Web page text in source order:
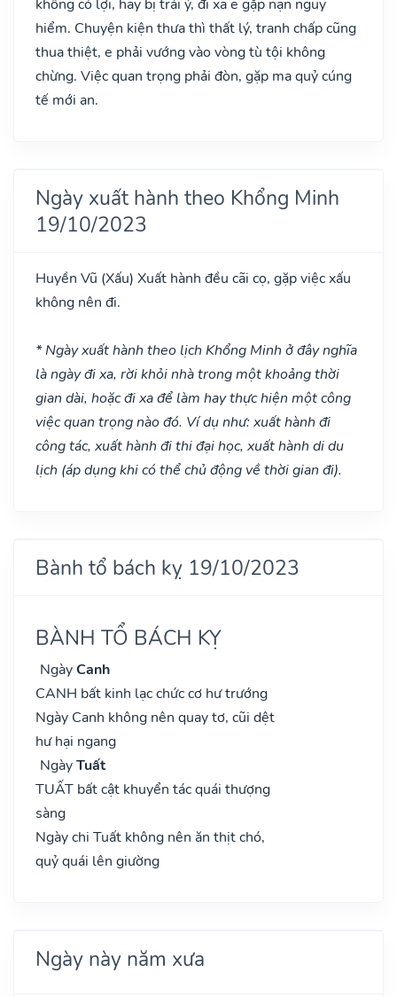
không có lợi, hay bị trái ý, đi xa e gặp nạn nguy
hiểm. Chuyện kiện thưa thì thất lý, tranh chấp cũng
thua thiệt, e phải vướng vào vòng tù tội không
chừng. Việc quan trọng phải đòn, gặp ma quỷ cúng
tế mới an.
Ngày xuất hành theo Khổng Minh
19/10/2023
Huyền Vũ (Xấu) Xuất hành đều cãi cọ, gặp việc xấu
không nên đi.
* Ngày xuất hành theo lịch Khổng Minh ở đây nghĩa
là ngày đi xa, rời khỏi nhà trong một khoảng thời
gian dài, hoặc đi xa để làm hay thực hiện một công
việc quan trọng nào đó. Ví dụ như: xuất hành đi
công tác, xuất hành đi thi đại học, xuất hành di du
lịch (áp dụng khi có thể chủ động về thời gian đi).
Bành tổ bách kỵ 19/10/2023
BÀNH TỔ BÁCH KỴ
NgàyCanh
CANH bất kinh lạc chức cơ hư trướng
Ngày Canh không nên quay tơ, cũi dệt
hư hại ngang
NgàyTuất
TUẤT bất cật khuyển tác quái thượng
sàng
Ngày chi Tuất không nên ăn thịt chó,
quỷ quái lên giường
Ngày này năm xưa